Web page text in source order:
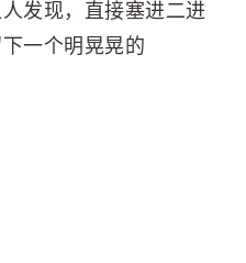
发现，直接塞进二进
一个明晃晃的